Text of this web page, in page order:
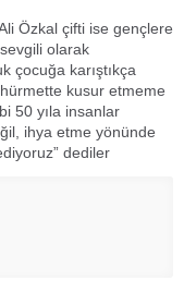
Özkal çifti ise gençlere
olarak
çocuğa karıştıkça
hürmette kusur etmeme
50 yıla insanlar
ihya etme yönünde
dediler